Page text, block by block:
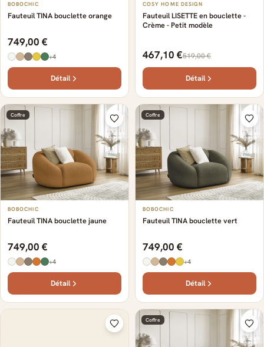
BOBOCHIC
Fauteuil TINA bouclette orange
749,00 €
+4
Détail
COSY HOME DESIGN
Fauteuil LISETTE en bouclette -
Crème - Petit modèle
467,10 €519,00 €
Détail
Coffre
BOBOCHIC
Fauteuil TINA bouclette jaune
749,00 €
+4
Détail
Coffre
BOBOCHIC
Fauteuil TINA bouclette vert
749,00 €
+4
Détail
Coffre